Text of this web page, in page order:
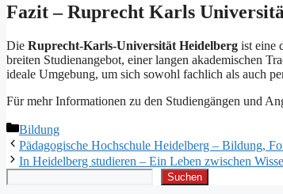
Fazit – Ruprecht Karls
Die Ruprecht-Karls-Universität Heidelberg ist eine
breiten Studienangebot, einer langen akademischen
ideale Umgebung, um sich sowohl fachlich als auch
Für mehr Informationen zu den Studiengängen und
Kategorien
Bildung
Pädagogische Hochschule Heidelberg – Bildung,
In Heidelberg studieren – Ein Leben zwischen
Suchen
Suchen